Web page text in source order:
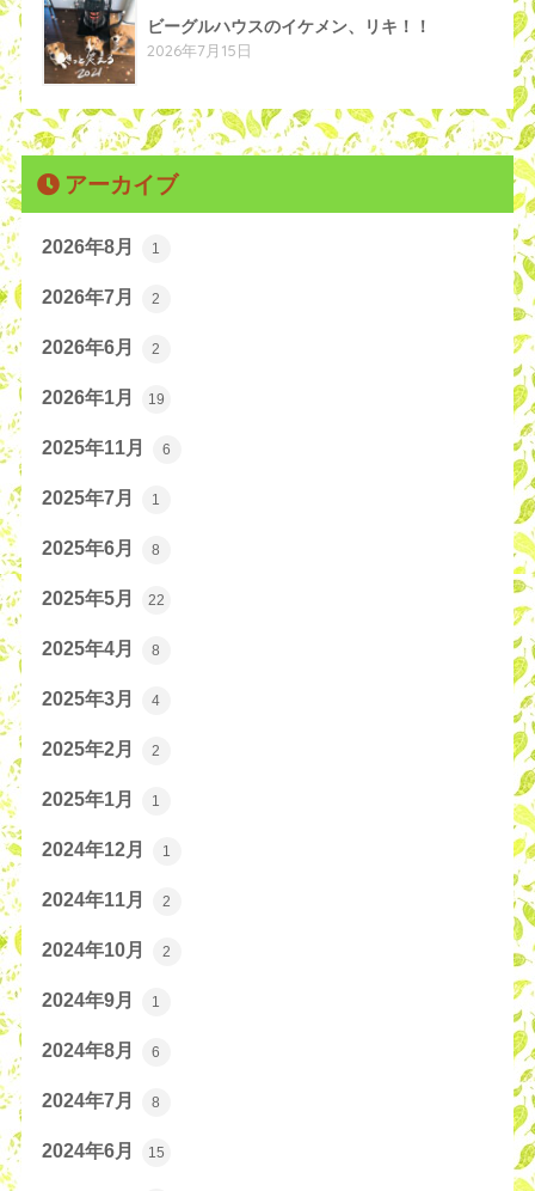
ビーグルハウスのイケメン、リキ！！
2026年7月15日
アーカイブ
2026年8月 1
2026年7月 2
2026年6月 2
2026年1月 19
2025年11月 6
2025年7月 1
2025年6月 8
2025年5月 22
2025年4月 8
2025年3月 4
2025年2月 2
2025年1月 1
2024年12月 1
2024年11月 2
2024年10月 2
2024年9月 1
2024年8月 6
2024年7月 8
2024年6月 15